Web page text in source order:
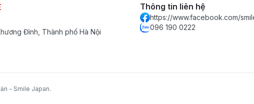
Đình, Thành phố Hà Nội
Thông tin liên hệ
https://www.facebook.com/
096 190 0222
- Smile Japan.